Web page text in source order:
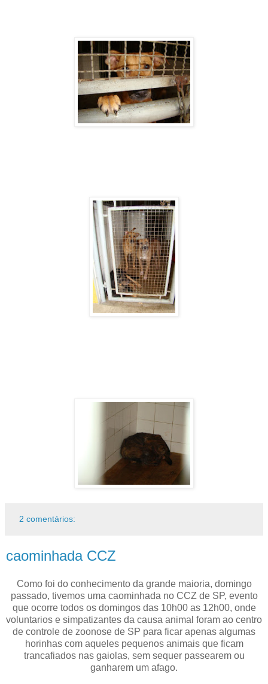
2 comentários:
caominhada CCZ
Como foi do conhecimento da grande maioria, domingo
passado, tivemos uma caominhada no CCZ de SP, evento
que ocorre todos os domingos das 10h00 as 12h00, onde
voluntarios e simpatizantes da causa animal foram ao centro
de controle de zoonose de SP para ficar apenas algumas
horinhas com aqueles pequenos animais que ficam
trancafiados nas gaiolas, sem sequer passearem ou
ganharem um afago.